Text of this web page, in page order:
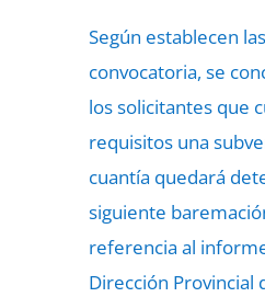
Según establecen
convocatoria, se
los solicitantes que
requisitos una
cuantía quedará
siguiente
referencia al
Dirección Provincial